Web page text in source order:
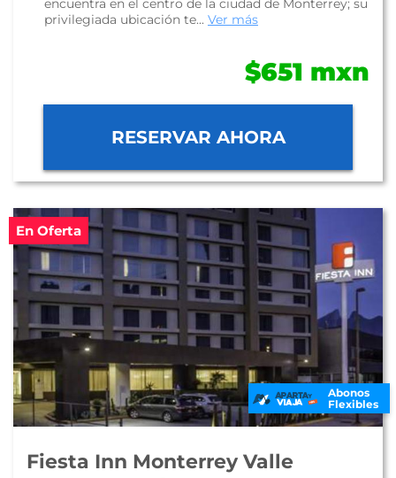
encuentra en el centro de la ciudad de Monterrey; su
privilegiada ubicación te... Ver más
$651 mxn
RESERVAR AHORA
En Oferta
Abonos
Flexibles
Fiesta Inn Monterrey Valle